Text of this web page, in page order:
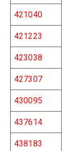
421040
421223
423038
427307
430095
437614
438183